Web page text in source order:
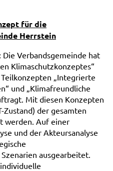
für die
Herrstein
Verbandsgemeinde hat
Klimaschutzkonzeptes“
„Integrierte
und „Klimafreundliche
Mit diesen Konzepten
Zustand) der gesamten
werden. Auf einer
und der Akteursanalyse
ausgearbeitet.